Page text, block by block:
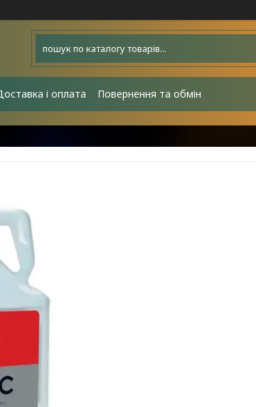
і оплата Повернення та обмін